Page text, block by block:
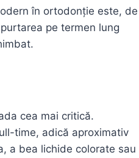
în ortodonție este, de
pe termen lung
cea mai critică.
time, adică aproximativ
a bea lichide colorate sau